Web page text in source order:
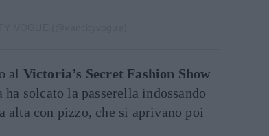
al Victoria’s Secret Fashion Show
ha solcato la passerella indossando
alta con pizzo, che si aprivano poi